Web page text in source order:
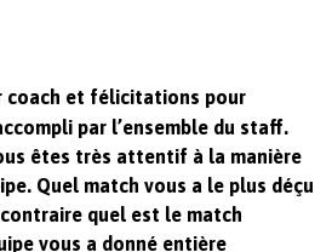
coach et félicitations pour
par l’ensemble du staff.
êtes très attentif à la manière
Quel match vous a le plus déçu
quel est le match
vous a donné entière